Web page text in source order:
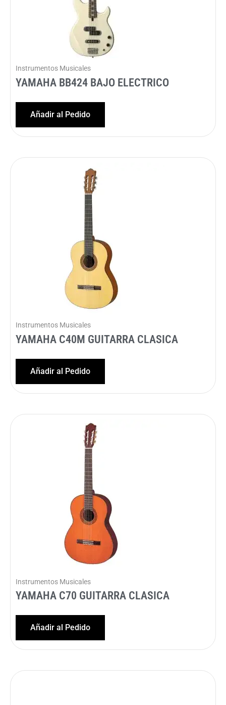
Instrumentos Musicales
YAMAHA BB424 BAJO ELECTRICO
Añadir al Pedido
Instrumentos Musicales
YAMAHA C40M GUITARRA CLASICA
Añadir al Pedido
Instrumentos Musicales
YAMAHA C70 GUITARRA CLASICA
Añadir al Pedido